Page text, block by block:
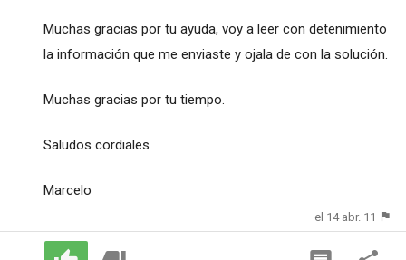
Muchas gracias por tu ayuda, voy a leer con detenimiento
la información que me enviaste y ojala de con la solución.
Muchas gracias por tu tiempo.
Saludos cordiales
Marcelo
el 14 abr. 11